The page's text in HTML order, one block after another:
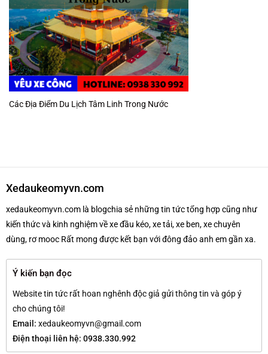
Các Địa Điểm Du Lịch Tâm Linh Trong Nước
Xedaukeomyvn.com
xedaukeomyvn.com là blogchia sẻ những tin tức tổng hợp cũng như
kiến thức và kinh nghiệm về xe đầu kéo, xe tải, xe ben, xe chuyên
dùng, rơ mooc Rất mong được kết bạn với đông đảo anh em gần xa.
Ý kiến bạn đọc
Website tin tức rất hoan nghênh độc giả gửi thông tin và góp ý
cho chúng tôi!
Email: xedaukeomyvn@gmail.com
Điện thoại liên hệ: 0938.330.992